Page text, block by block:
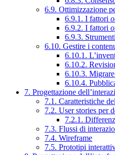
6.9. Ottimizzazione
6.9.1. I fattori
6.9.2. I fattori
6.9.3.
6.10. Gestire i
6.10.1.
6.10.2.
6.10.3.
6.10.4.
7. Progettazione
7.1. Caratteristiche
7.2. User stories per
7.2.1.
7.3. Flussi di
7.4. Wireframe
7.5. Prototipi